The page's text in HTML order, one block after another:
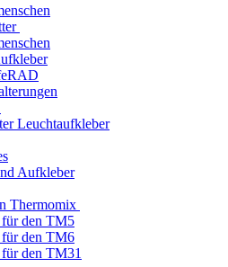
Leuchtaufkleber
Aufkleber
Thermomix
den TM5
den TM6
den TM31